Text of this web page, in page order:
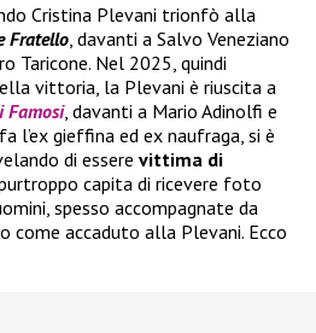
Cristina Plevani trionfò alla
Fratello , davanti a Salvo Veneziano
Taricone. Nel 2025, quindi
vittoria, la Plevani è riuscita a
Famosi, davanti a Mario Adinolfi e
l’ex gieffina ed ex naufraga, si è
di essere vittima di
capita di ricevere foto
spesso accompagnate da
come accaduto alla Plevani. Ecco